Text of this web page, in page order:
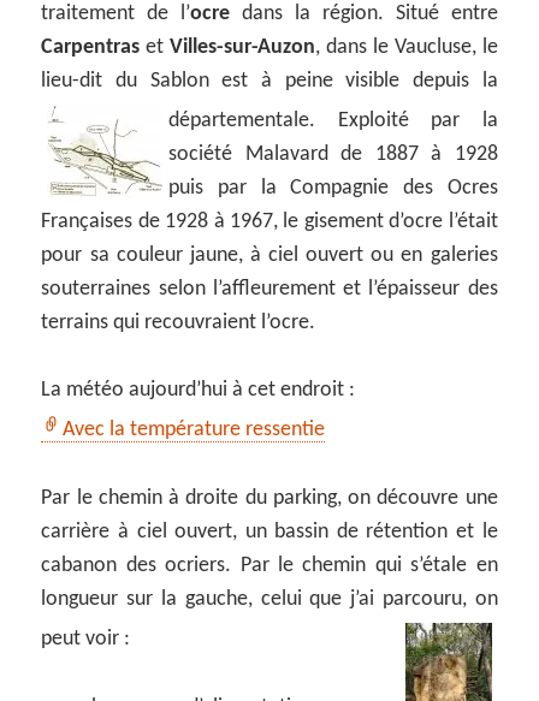
traitement de l’ocre dans la région. Situé entre
Carpentras etVilles-sur-Auzon, dans le Vaucluse, le
lieu-dit du Sablon est à peine visible depuis la
départementale.
Exploité par la
société Malavard de 1887 à 1928
puis par la Compagnie des Ocres
Françaises de 1928 à 1967, le gisement d’ocre l’était
pour sa couleur jaune, à ciel ouvert ou en galeries
souterraines selon l’affleurement et l’épaisseur des
terrains qui recouvraient l’ocre.
La météo aujourd’hui à cet endroit :
Avec la température ressentie
Par le chemin à droite du parking, on découvre une
carrière à ciel ouvert, un bassin de rétention et le
cabanon des ocriers. Par le chemin qui s’étale en
longueur sur la gauche, celui que j’ai parcouru, on
peut voir :